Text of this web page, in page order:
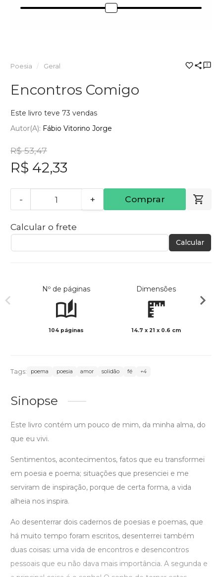
Poesia Geral
Encontros Comigo
Este livro teve 73 vendas
Autor(a): Fábio Vitorino Jorge
R$ 53,47
R$ 42,33
- + Comprar
Calcular o frete
Calcular
Nº de páginas
104 páginas
Dimensões
14.7 x 21 x 0.6 cm
Tags: poema poesia amor solidão fé +4
Sinopse
Este livro contém um pouco de mim, da minha alma, do
que eu vivi.
Sentimentos, acontecimentos, fatos que eu transformei
em poesia e poema; situações que presenciei e me
serviram de inspiração, porque de certa forma, a vida
alheia nos inspira.
Ao desenterrar dois cadernos de poesias e poemas, que
há muito tempo foram escritos, desenterrei também
duas coisas: uma vida de encontros e desencontros
pessoais que eu não dava mais importância. A segunda e